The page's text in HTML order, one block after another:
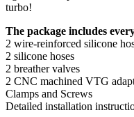
turbo!
The package includes
2 wire-reinforced silicone
2 silicone hoses
2 breather valves
2 CNC machined VTG
Clamps and Screws
Detailed installation